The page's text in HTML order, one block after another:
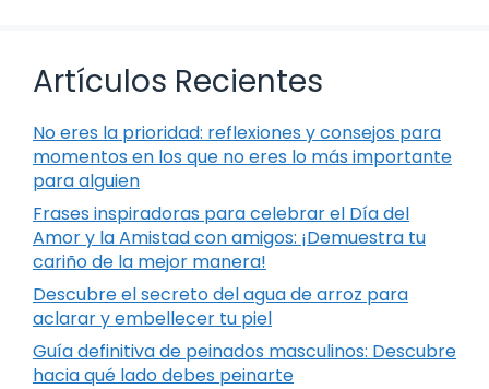
Artículos Recientes
No eres la prioridad: reflexiones y consejos para
momentos en los que no eres lo más importante
para alguien
Frases inspiradoras para celebrar el Día del
Amor y la Amistad con amigos: ¡Demuestra tu
cariño de la mejor manera!
Descubre el secreto del agua de arroz para
aclarar y embellecer tu piel
Guía definitiva de peinados masculinos: Descubre
hacia qué lado debes peinarte